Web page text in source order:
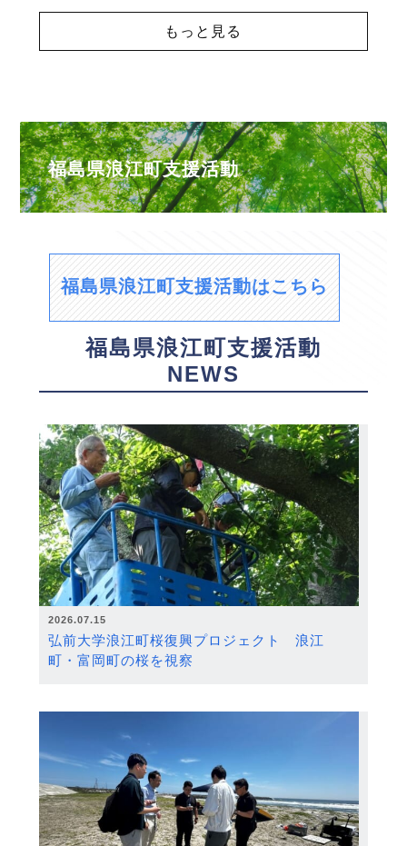
もっと見る
福島県浪江町支援活動
福島県浪江町支援活動はこちら
福島県浪江町支援活動
NEWS
2026.07.15
弘前大学浪江町桜復興プロジェクト 浪江
町・富岡町の桜を視察